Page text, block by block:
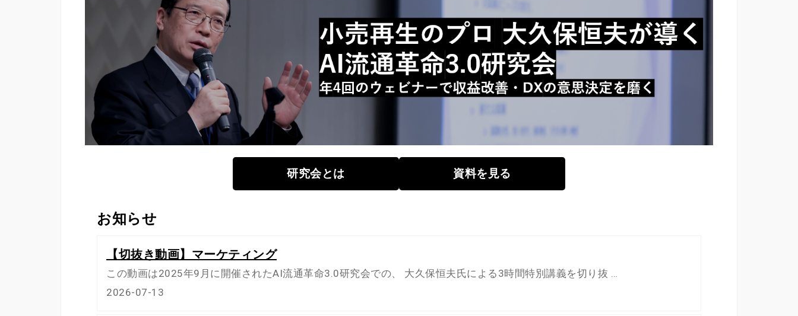
研究会とは 資料を見る
お知らせ
【切抜き動画】マーケティング
この動画は2025年9月に開催されたAI流通革命3.0研究会での、 大久保恒夫氏による3時間特別講義を切り抜 …
2026-07-13